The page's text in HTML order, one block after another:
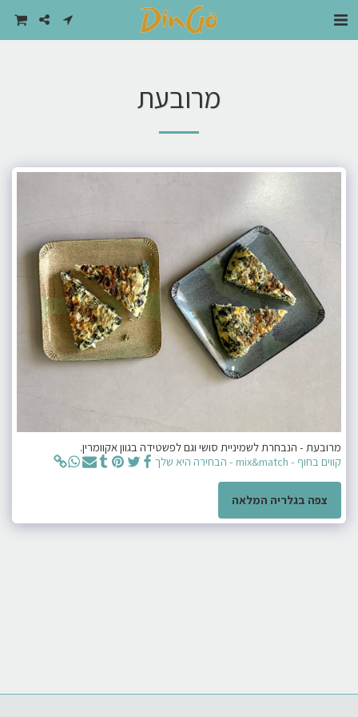
מרובעת
מרובעת - הנבחרת לשמיניית סושי וגם לפשטידה בגוון אקוומרין.
קווים בחוף - mix&match - הבחירה היא שלך
צפה בגלריה המלאה